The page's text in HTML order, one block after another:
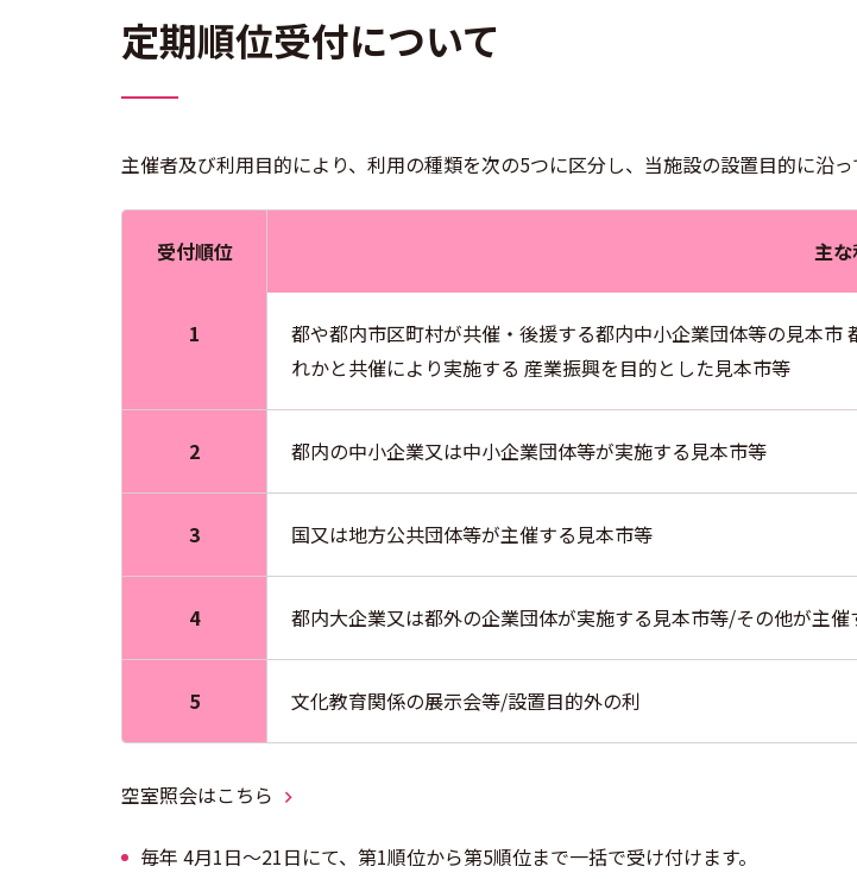
定期順位受付について
主催者及び利用目的により、利用の種類を次の5つに区分し、当施設の設置目的に沿っ
受付順位 主
1
都や都内市区町村が共催・後援する都内中小企業団体等の見本
れかと共催により実施する 産業振興を目的とした見本市等
2 都内の中小企業又は中小企業団体等が実施する見本市等
3 国又は地方公共団体等が主催する見本市等
4 都内大企業又は都外の企業団体が実施する見本市等/その他が主催
5 文化教育関係の展示会等/設置目的外の利
空室照会はこちら
毎年 4月1日～から
21日にて、第1順位から第5順位まで一括で受け付けます。